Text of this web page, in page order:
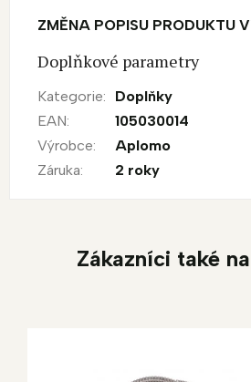
ZMĚNA POPISU PRODUKTU
Doplňkové parametry
Kategorie:
Doplňky
EAN:
105030014
Výrobce:
Aplomo
Záruka: 2 roky
Zákazníci také